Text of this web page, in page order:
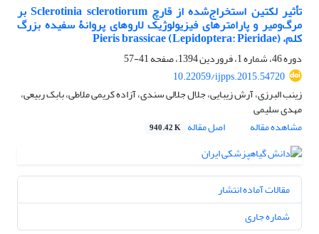
تأثیر لکتین استخراج‌شده از قارچ Sclerotinia sclerotiorum بر
مرگ‌ومیر و پارامترهای فیزیولوژیک لاروهای پروانۀ سفیده بزرگ
کلم، Pieris brassicae (Lepidoptera: Pieridae)
دوره 46، شماره 1، فروردین 1394، صفحه
41-57
10.22059/ijpps.2015.54720
زینب البرزی، آرش زیبایی، جلال جلالی سندی، آزاده کریمی ملاطی، بابک ربیعی،
مهدی سلیمی
مشاهده مقاله
اصل مقاله 940.42 K
مقالات آماده انتشار
شماره جاری